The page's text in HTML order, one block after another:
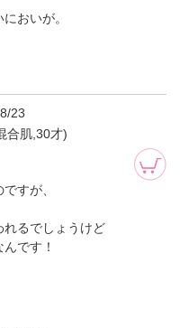
おいが。
23
合肌,30才)
すが、
れるでしょうけど
です！